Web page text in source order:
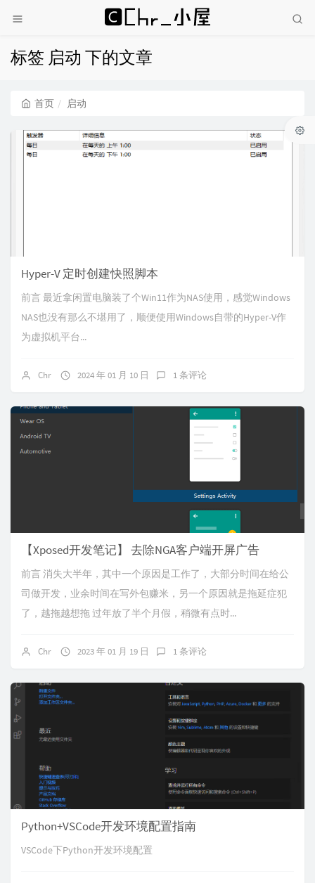
标签 启动 下的文章
首页 启动
Hyper-V 定时创建快照脚本
前言 最近拿闲置电脑装了个Win11作为NAS使用，感觉Windows
NAS也没有那么不堪用了，顺便使用Windows自带的Hyper-V作
为虚拟机平台...
Chr 2024 年 01 月 10 日 1 条评论
【Xposed开发笔记】 去除NGA客户端开屏广告
前言 消失大半年，其中一个原因是工作了，大部分时间在给公
司做开发，业余时间在写外包赚米，另一个原因就是拖延症犯
了，越拖越想拖 过年放了半个月假，稍微有点时...
Chr 2023 年 01 月 19 日 1 条评论
Python+VSCode开发环境配置指南
VSCode下Python开发环境配置